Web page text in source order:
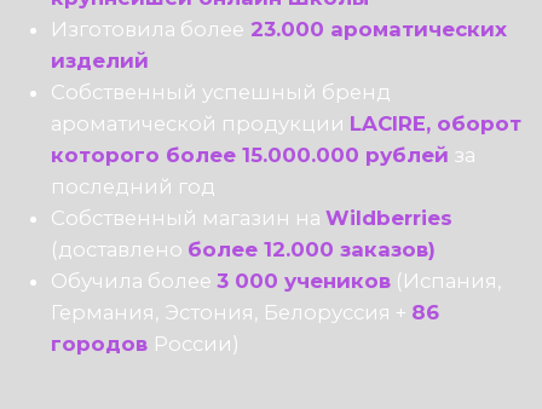
ИНН 772613512654
Политика конфидациальности
Согласие на получение рекламной рассылки и
рекламных материалов
Правила отказа от услуги
Согласие на публикацию отзывов
Договор публичной оферты
Согласие на обработку персональных данных
все права защищены, 2026
Сведения об образовательной организации
Связаться с нами через e-mail
Телефон: +7 996 105 62 46